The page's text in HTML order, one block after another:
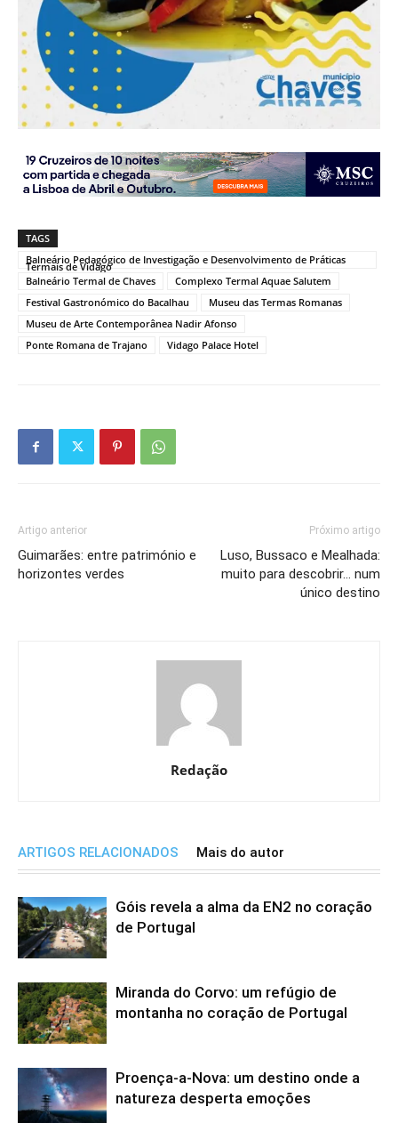
TAGS
Balneário Pedagógico de Investigação e Desenvolvimento de Práticas
Termais de Vidago
Balneário Termal de Chaves
Complexo Termal Aquae Salutem
Festival Gastronómico do Bacalhau
Museu das Termas Romanas
Museu de Arte Contemporânea Nadir Afonso
Ponte Romana de Trajano
Vidago Palace Hotel
Artigo anterior
Guimarães: entre património e
horizontes verdes
Próximo artigo
Luso, Bussaco e Mealhada:
muito para descobrir… num
único destino
Redação
ARTIGOS RELACIONADOS Mais do autor
Góis revela a alma da EN2 no coração
de Portugal
Miranda do Corvo: um refúgio de
montanha no coração de Portugal
Proença-a-Nova: um destino onde a
natureza desperta emoções